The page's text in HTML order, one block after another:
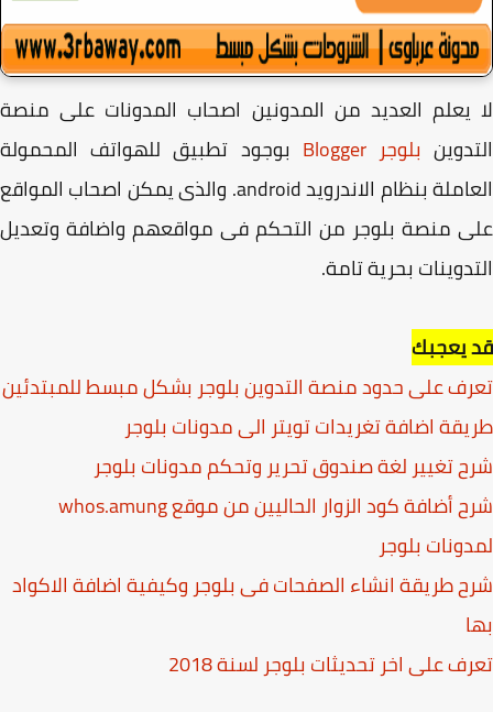
يعلم العديد من المدونين اصحاب المدونات على منصة
بلوجر Blogger
بوجود تطبيق للهواتف المحمولة
العاملة بنظام الاندرويد android. والذى يمكن اصحاب المواقع
منصة بلوجر من التحكم فى مواقعهم واضافة وتعديل
بحرية تامة.
يعجبك
على حدود منصة التدوين بلوجر بشكل مبسط للمبتدئين
اضافة تغريدات تويتر الى مدونات بلوجر
تغيير لغة صندوق تحرير وتحكم مدونات بلوجر
شرح أضافة كود الزوار الحاليين من موقع whos.amung
بلوجر
طريقة انشاء الصفحات فى بلوجر وكيفية اضافة الاكواد
على اخر تحديثات بلوجر لسنة 2018